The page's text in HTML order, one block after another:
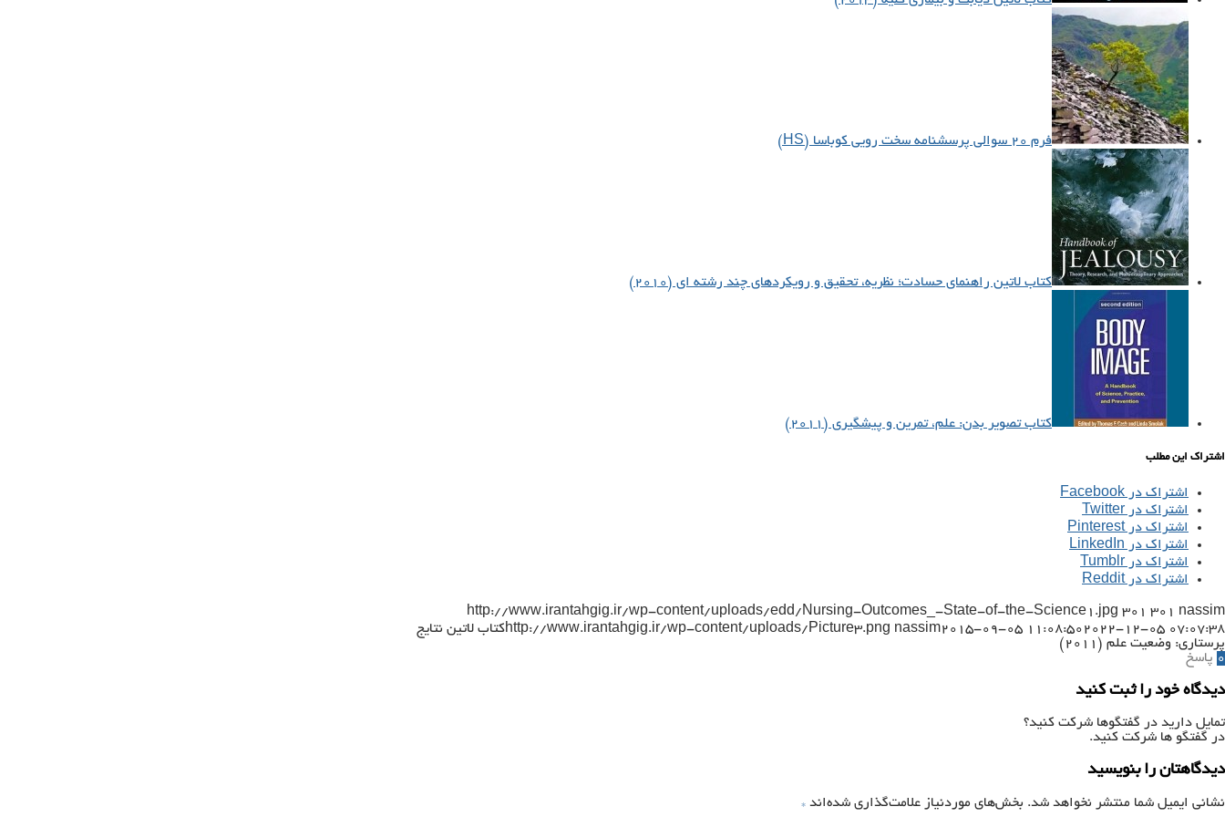
فرم ۲۰ سوالی پرسشنامه سخت رویی کوباسا (HS)
کتاب لاتین راهنمای حسادت؛ نظریه، تحقیق و رویکردهای چند رشته ای (۲۰۱۰)
کتاب تصویر بدن: علم، تمرین و پیشگیری (۲۰۱۱)
اشتراک این مطلب
اشتراک در Facebook
اشتراک در Twitter
اشتراک در Pinterest
اشتراک در LinkedIn
اشتراک در Tumblr
اشتراک در Reddit
http://www.irantahgig.ir/wp-content/uploads/edd/Nursing-Outcomes_-State-of-the-Science1.jpg 301 301 nassim
http://www.irantahgig.ir/wp-content/uploads/Picture3.png nassim2015-09-05 11:08:502022-12-05 07:07:38
کتاب لاتین نتایج
پرستاری: وضعیت علم (۲۰۱۱)
0 پاسخ
دیدگاه خود را ثبت کنید
تمایل دارید در گفتگوها شرکت کنید؟
در گفتگو ها شرکت کنید.
دیدگاهتان را بنویسید
نشانی ایمیل شما منتشر نخواهد شد. بخش‌های موردنیاز علامت‌گذاری شده‌اند *